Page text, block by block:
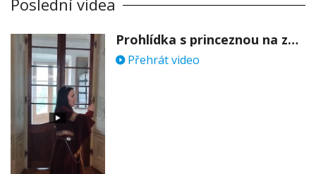
Poslední videa
Prohlídka s princeznou na zámku Stekník
Přehrát video